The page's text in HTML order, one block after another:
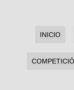
INICIO